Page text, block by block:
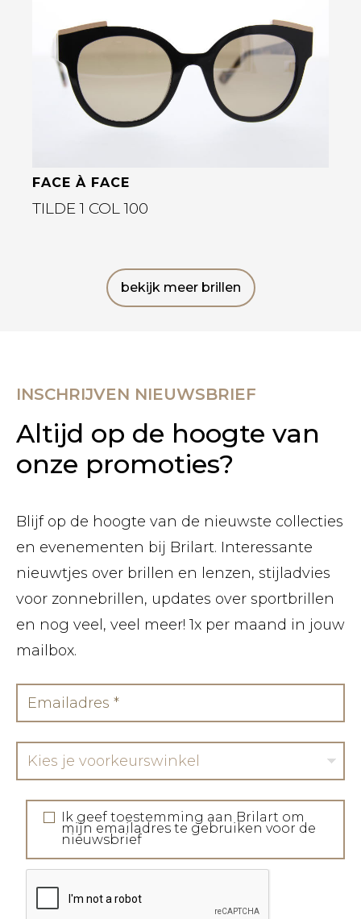
Bekijk deze bril
FACE À FACE
TILDE 1 COL 100
bekijk meer brillen
INSCHRIJVEN NIEUWSBRIEF
Altijd op de hoogte van
onze promoties?
Blijf op de hoogte van de nieuwste collecties
en evenementen bij Brilart. Interessante
nieuwtjes over brillen en lenzen, stijladvies
voor zonnebrillen, updates over sportbrillen
en nog veel, veel meer! 1x per maand in jouw
mailbox.
Kies je voorkeurswinkel
Ik geef toestemming aan Brilart om
mijn emailadres te gebruiken voor de
nieuwsbrief